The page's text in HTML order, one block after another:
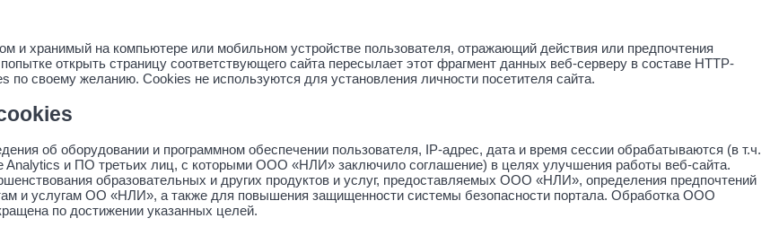
и хранимый на компьютере или мобильном устройстве пользователя, отражающий действия или предпочтения
открыть страницу соответствующего сайта пересылает этот фрагмент данных веб-серверу в составе HTTP-
своему желанию. Cookies не используются для установления личности посетителя сайта.
об оборудовании и программном обеспечении пользователя, IP-адрес, дата и время сессии обрабатываются (в т.ч.
Analytics и ПО третьих лиц, с которыми ООО «НЛИ» заключило соглашение) в целях улучшения работы веб-сайта.
образовательных и других продуктов и услуг, предоставляемых ООО «НЛИ», определения предпочтений
и услугам ОО «НЛИ», а также для повышения защищенности системы безопасности портала. Обработка ООО
по достижении указанных целей.